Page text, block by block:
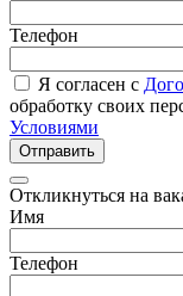
Телефон
Я согласен с
обработку своих
Условиями
Отправить
Откликнуться на
Имя
Телефон